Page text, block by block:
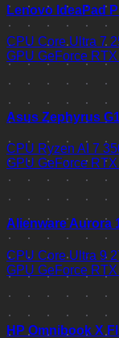
Lenovo IdeaPad
CPU Core Ultra 7
GPU GeForce
Asus Zephyrus
CPU Ryzen AI 7
GPU GeForce
Alienware Aurora
CPU Core Ultra 9
GPU GeForce
HP Omnibook X